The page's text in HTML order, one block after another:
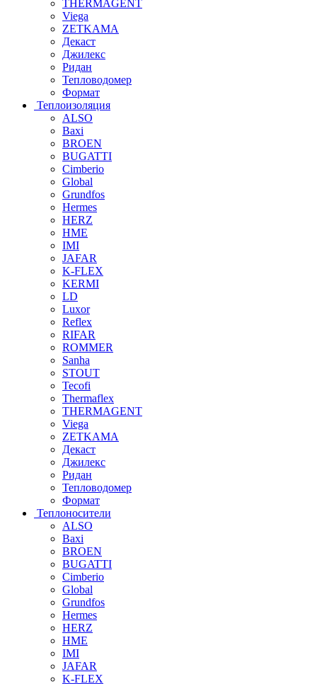
THERMAGENT
Viega
ZETKAMA
Декаст
Джилекс
Ридан
Тепловодомер
Формат
Теплоизоляция
ALSO
Baxi
BROEN
BUGATTI
Cimberio
Global
Grundfos
Hermes
HERZ
HME
IMI
JAFAR
K-FLEX
KERMI
LD
Luxor
Reflex
RIFAR
ROMMER
Sanha
STOUT
Tecofi
Thermaflex
THERMAGENT
Viega
ZETKAMA
Декаст
Джилекс
Ридан
Тепловодомер
Формат
Теплоносители
ALSO
Baxi
BROEN
BUGATTI
Cimberio
Global
Grundfos
Hermes
HERZ
HME
IMI
JAFAR
K-FLEX